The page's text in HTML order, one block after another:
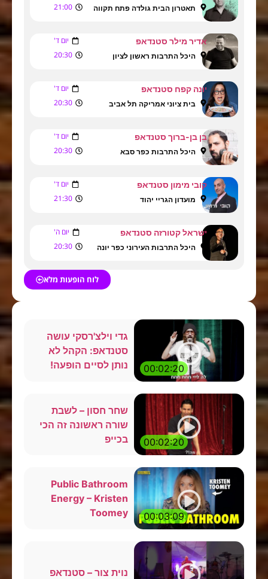
תאטרון הבית גולדה פתח תקווה 21:00
אדיר מילר סטנדאפ יום ד'
היכל התרבות ראשון לציון 20:30
יונה קפח סטנדאפ יום ד'
בית ציוני אמריקה תל אביב 20:30
בן בן-ברוך סטנדאפ יום ד'
היכל התרבות כפר סבא 20:30
קובי מימון סטנדאפ יום ד'
מועדון הגריי יהוד 21:30
ישראל קטורזה סטנדאפ יום ה'
היכל התרבות העירוני כפר יונה 20:30
לוח הופעות מלא
00:02:20
גדי וילצ'רסקי עושה
סטנדאפ: הקהל לא
נותן לסיים הופעה!
00:02:20
שחר חסון – לשבת
שורה ראשונה זה הכי
בכייפ
00:03:09
Public Bathroom
Energy – Kristen
Toomey
נוית צור – סטנדאפ